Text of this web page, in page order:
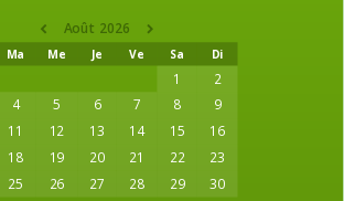
Août 2026
Ma Me Je Ve Sa Di
1
2
4 5 6 7 8
9
11 12 13 14 15 16
18 19 20 21 22 23
25 26 27 28 29
30